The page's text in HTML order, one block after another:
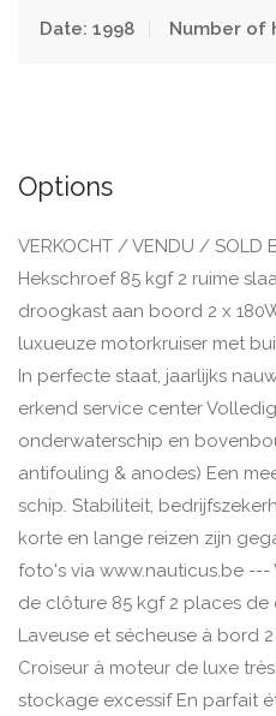
Date: 1998 Number of
Options
VERKOCHT / VENDU /
Hekschroef 85 kgf 2 ruime
droogkast aan boord 2 x
luxueuze motorkruiser met
In perfecte staat, jaarlijks
erkend service center
onderwaterschip en
antifouling & anodes) Een
schip. Stabiliteit,
korte en lange reizen zijn
foto's via www.nauticus.be ---
de clôture 85 kgf 2 places
Laveuse et sécheuse à bord
Croiseur à moteur de luxe
stockage excessif En parfait